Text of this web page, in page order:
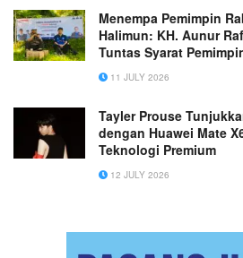
Menempa Pemimpin
Halimun: KH. Aunur
Tuntas Syarat
elTAHFIDH Indonesia
11 JULY 2026
Tayler Prouse
dengan Huawei Mate
Teknologi Premium
12 JULY 2026